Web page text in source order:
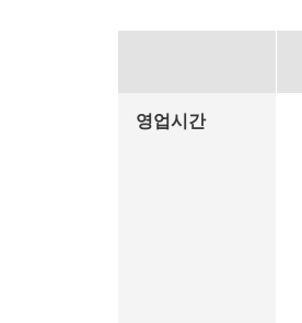
영업시간